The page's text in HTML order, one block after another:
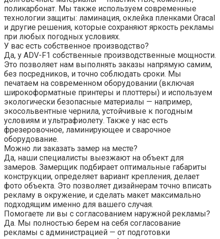
поликарбонат. Мы также используем современные
технологии защиты: ламинация, оклейка пленками Oracal
и другие решения, которые сохраняют яркость рекламы
при любых погодных условиях.
У вас есть собственное производство?
Да, у ADV-F1 собственные производственные мощности.
Это позволяет нам выполнять заказы напрямую самим,
без посредников, и точно соблюдать сроки. Мы
печатаем на современном оборудовании (включая
широкоформатные принтеры и плоттеры) и используем
экологически безопасные материалы — например,
экосольвентные чернила, устойчивые к погодным
условиям и ультрафиолету. Также у нас есть
фрезеровочное, ламинирующее и сварочное
оборудование.
Можно ли заказать замер на месте?
Да, наши специалисты выезжают на объект для
замеров. Замерщик подбирает оптимальные габариты
конструкции, определяет вариант крепления, делает
фото объекта. Это позволяет дизайнерам точно вписать
рекламу в окружение, и сделать макет максимально
подходящим именно для вашего случая.
Помогаете ли вы с согласованием наружной рекламы?
Да. Мы полностью берем на себя согласование
рекламы с администрацией — от подготовки